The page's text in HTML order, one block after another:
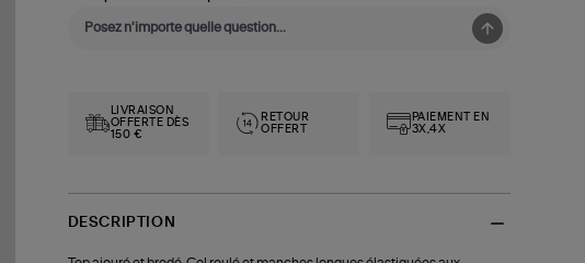
LIVRAISON
OFFERTE DÈS
150 €
RETOUR
OFFERT
PAIEMENT EN
3X,4X
DESCRIPTION